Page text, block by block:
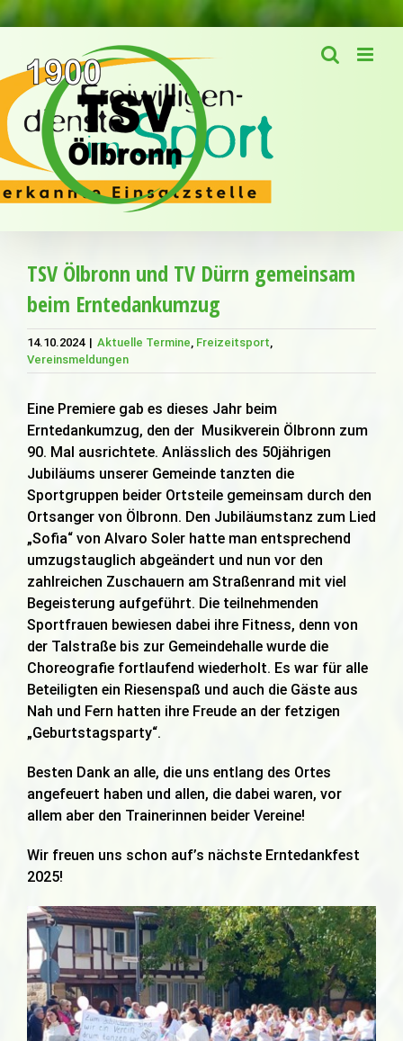
Inhalt
springen
TSV Ölbronn und TV Dürrn gemeinsam
beim Erntedankumzug
14.10.2024 | Aktuelle Termine, Freizeitsport,
Vereinsmeldungen
Eine Premiere gab es dieses Jahr beim
Erntedankumzug, den der Musikverein Ölbronn zum
90. Mal ausrichtete. Anlässlich des 50jährigen
Jubiläums unserer Gemeinde tanzten die
Sportgruppen beider Ortsteile gemeinsam durch den
Ortsanger von Ölbronn. Den Jubiläumstanz zum Lied
„Sofia“ von Alvaro Soler hatte man entsprechend
umzugstauglich abgeändert und nun vor den
zahlreichen Zuschauern am Straßenrand mit viel
Begeisterung aufgeführt. Die teilnehmenden
Sportfrauen bewiesen dabei ihre Fitness, denn von
der Talstraße bis zur Gemeindehalle wurde die
Choreografie fortlaufend wiederholt. Es war für alle
Beteiligten ein Riesenspaß und auch die Gäste aus
Nah und Fern hatten ihre Freude an der fetzigen
„Geburtstagsparty“.
Besten Dank an alle, die uns entlang des Ortes
angefeuert haben und allen, die dabei waren, vor
allem aber den Trainerinnen beider Vereine!
Wir freuen uns schon auf’s nächste Erntedankfest
2025!